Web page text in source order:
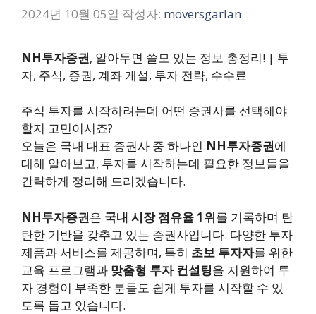
2024년 10월 05일 작성자: moversgarlan
NH투자증권, 알아두면 쓸모 있는 정보 총정리! | 투
자, 주식, 증권, 계좌 개설, 투자 전략, 수수료
주식 투자를 시작하려는데 어떤 증권사를 선택해야
할지 고민이시죠?
오늘은 국내 대표 증권사 중 하나인 NH투자증권에
대해 알아보고, 투자를 시작하는데 필요한 정보들을
간략하게 정리해 드리겠습니다.
NH투자증권은 국내 시장 점유율 1위를 기록하며 탄
탄한 기반을 갖추고 있는 증권사입니다. 다양한 투자
제품과 서비스를 제공하며, 특히 초보 투자자를 위한
교육 프로그램과 맞춤형 투자 컨설팅을 지원하여 투
자 경험이 부족한 분들도 쉽게 투자를 시작할 수 있
도록 돕고 있습니다.